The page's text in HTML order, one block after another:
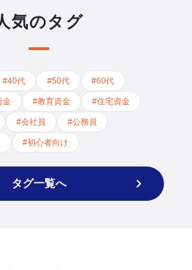
気のタグ
#40代 #50代 #60代
金 #教育資金 #住宅資金
#会社員 #公務員
#初心者向け
タグ一覧へ